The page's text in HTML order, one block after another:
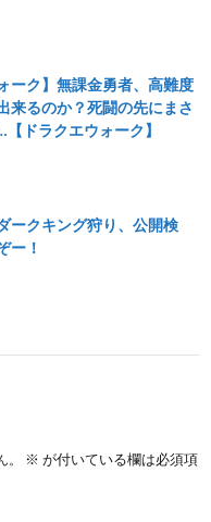
ーク】無課金勇者、高難度
来るのか？死闘の先にまさ
ドラクエウォーク】
ークキング狩り、公開検
ー！
※ が付いている欄は必須項